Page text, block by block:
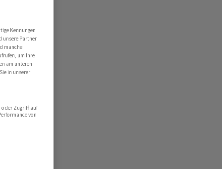
Kennungen
unsere Partner
manche
um Ihre
am unteren
in unserer
oder Zugriff auf
von